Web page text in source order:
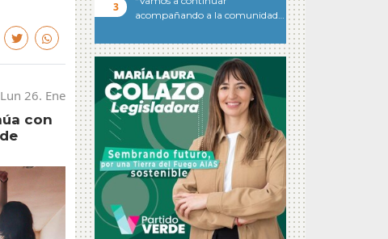
Lun 26. Ene
con
acompañando a la comunidad…